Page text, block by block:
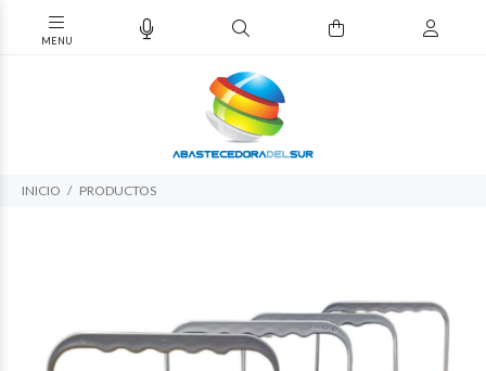
INICIO PRODUCTOS